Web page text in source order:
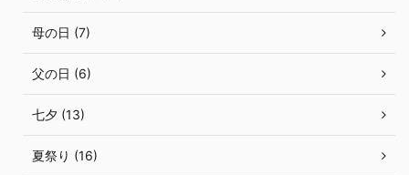
母の日 (7)
父の日 (6)
七夕 (13)
夏祭り (16)